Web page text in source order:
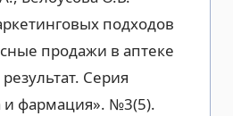
подходов
продажи в аптеке
Серия
фармация». №3(5).